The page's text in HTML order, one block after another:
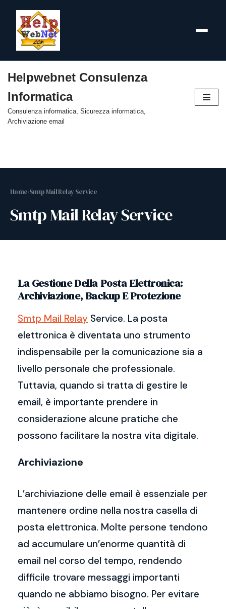
al
contenuto
Helpwebnet Consulenza
Informatica
Consulenza informatica, Sicurezza informatica,
Archiviazione email
Home›Smtp Mail Relay Service
Smtp Mail Relay Service
La Gestione Della Posta Elettronica:
Archiviazione, Backup E Protezione
Smtp Mail Relay Service. La posta
elettronica è diventata uno strumento
indispensabile per la comunicazione sia a
livello personale che professionale.
Tuttavia, quando si tratta di gestire le
email, è importante prendere in
considerazione alcune pratiche che
possono facilitare la nostra vita digitale.
Archiviazione
L’archiviazione delle email è essenziale per
mantenere ordine nella nostra casella di
posta elettronica. Molte persone tendono
ad accumulare un’enorme quantità di
email nel corso del tempo, rendendo
difficile trovare messaggi importanti
quando ne abbiamo bisogno. Per evitare